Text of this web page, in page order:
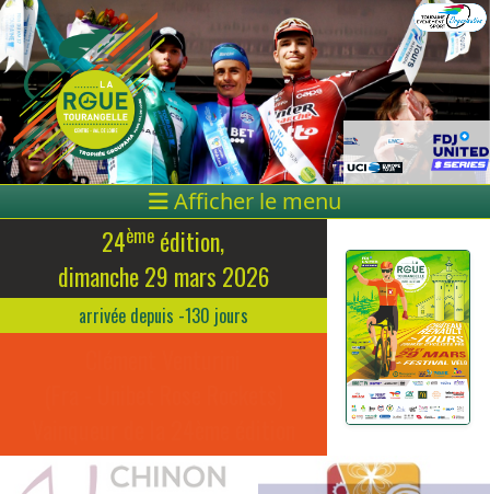
Afficher le menu
24ème édition,
dimanche 29 mars 2026
arrivée depuis -130 jours